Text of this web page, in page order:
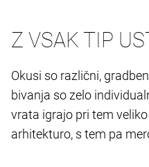
Z VSAK TIP
Okusi so različni,
bivanja so zelo
vrata igrajo pri tem
arhitekturo, s tem pa